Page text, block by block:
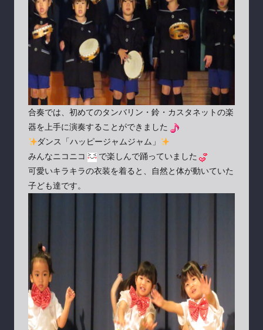
合奏では、初めてのタンバリン・鈴・カスタネットの楽
器を上手に演奏することができました
ダンス「ハッピージャムジャム」
みんなニコニコ
で楽しんで踊っていました
可愛いキラキラの衣装を着ると、自然と体が動いていた
子ども達です。